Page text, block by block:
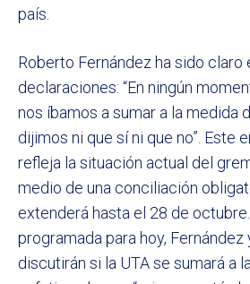
país.
Roberto Fernández ha sido claro
declaraciones: “En ningún
nos íbamos a sumar a la medida
dijimos ni que sí ni que no”. Este
refleja la situación actual del
medio de una conciliación
extenderá hasta el 28 de
programada para hoy,
discutirán si la UTA se sumará a